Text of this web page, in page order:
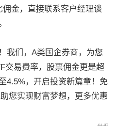
金，直接联系客户经理谈
我们，A类国企券商，为您
交易费率，股票佣金更是超
4.5%，开启投资新篇章！免
您实现财富梦想，更多优惠